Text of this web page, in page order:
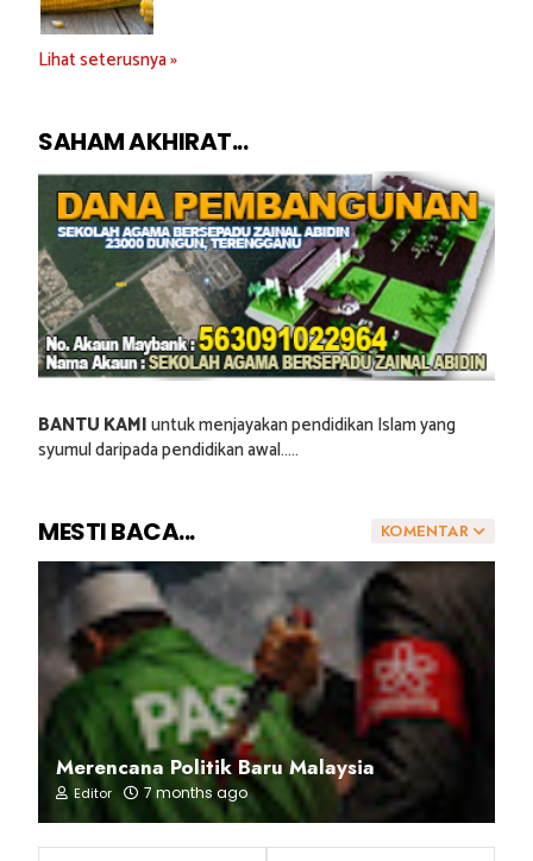
Lihat seterusnya »
SAHAM AKHIRAT...
BANTU KAMIuntuk menjayakan pendidikan Islam yang
syumul daripada pendidikan awal.....
KOMENTAR
MESTI BACA...
Merencana Politik Baru Malaysia
Editor 7 months ago